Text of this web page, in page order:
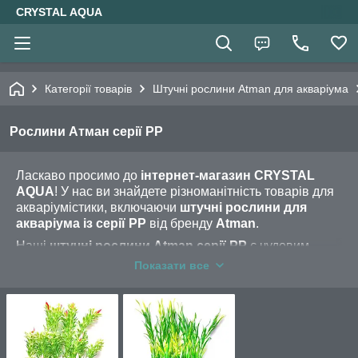
CRYSTAL AQUA
Категорії товарів Штучні рослини Atman для акваріума
Рослини Атман серії PP
Ласкаво просимо до інтернет-магазин CRYSTAL
AQUA! У нас ви знайдете різноманітність товарів для
акваріумістики, включаючи штучні рослини для
акваріума із серії PP від бренду Atman.
Наші штучні рослини Atman серії PP є чудовим
вибором для створення мальовничого та природного
імітаціями рослин, які створюють затишну і природну
атмосферу в акваріумному середовищі.
Категорія товарів "
Штучні рослини для акваріума
Atman серії PP
" включає різноманітні види рослин,
Показати все